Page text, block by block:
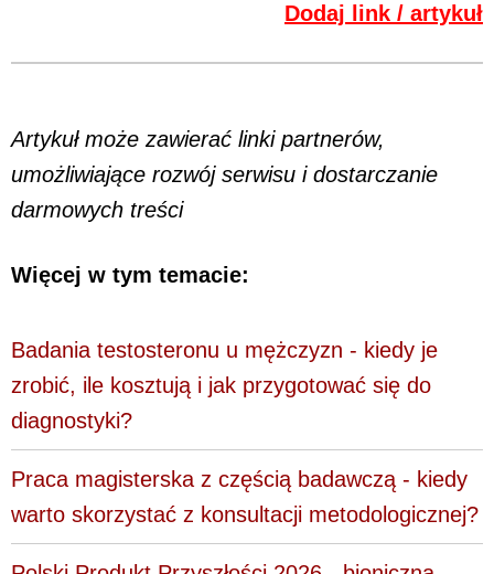
Dodaj link / artykuł
Artykuł może zawierać linki partnerów,
umożliwiające rozwój serwisu i dostarczanie
darmowych treści
Więcej w tym temacie:
Badania testosteronu u mężczyzn - kiedy je
zrobić, ile kosztują i jak przygotować się do
diagnostyki?
Praca magisterska z częścią badawczą - kiedy
warto skorzystać z konsultacji metodologicznej?